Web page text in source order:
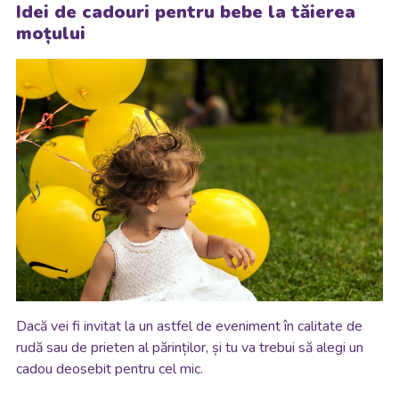
Idei de cadouri pentru bebe la tăierea
moțului
Dacă vei fi invitat la un astfel de eveniment în calitate de
rudă sau de prieten al părinților, și tu va trebui să alegi un
cadou deosebit pentru cel mic.